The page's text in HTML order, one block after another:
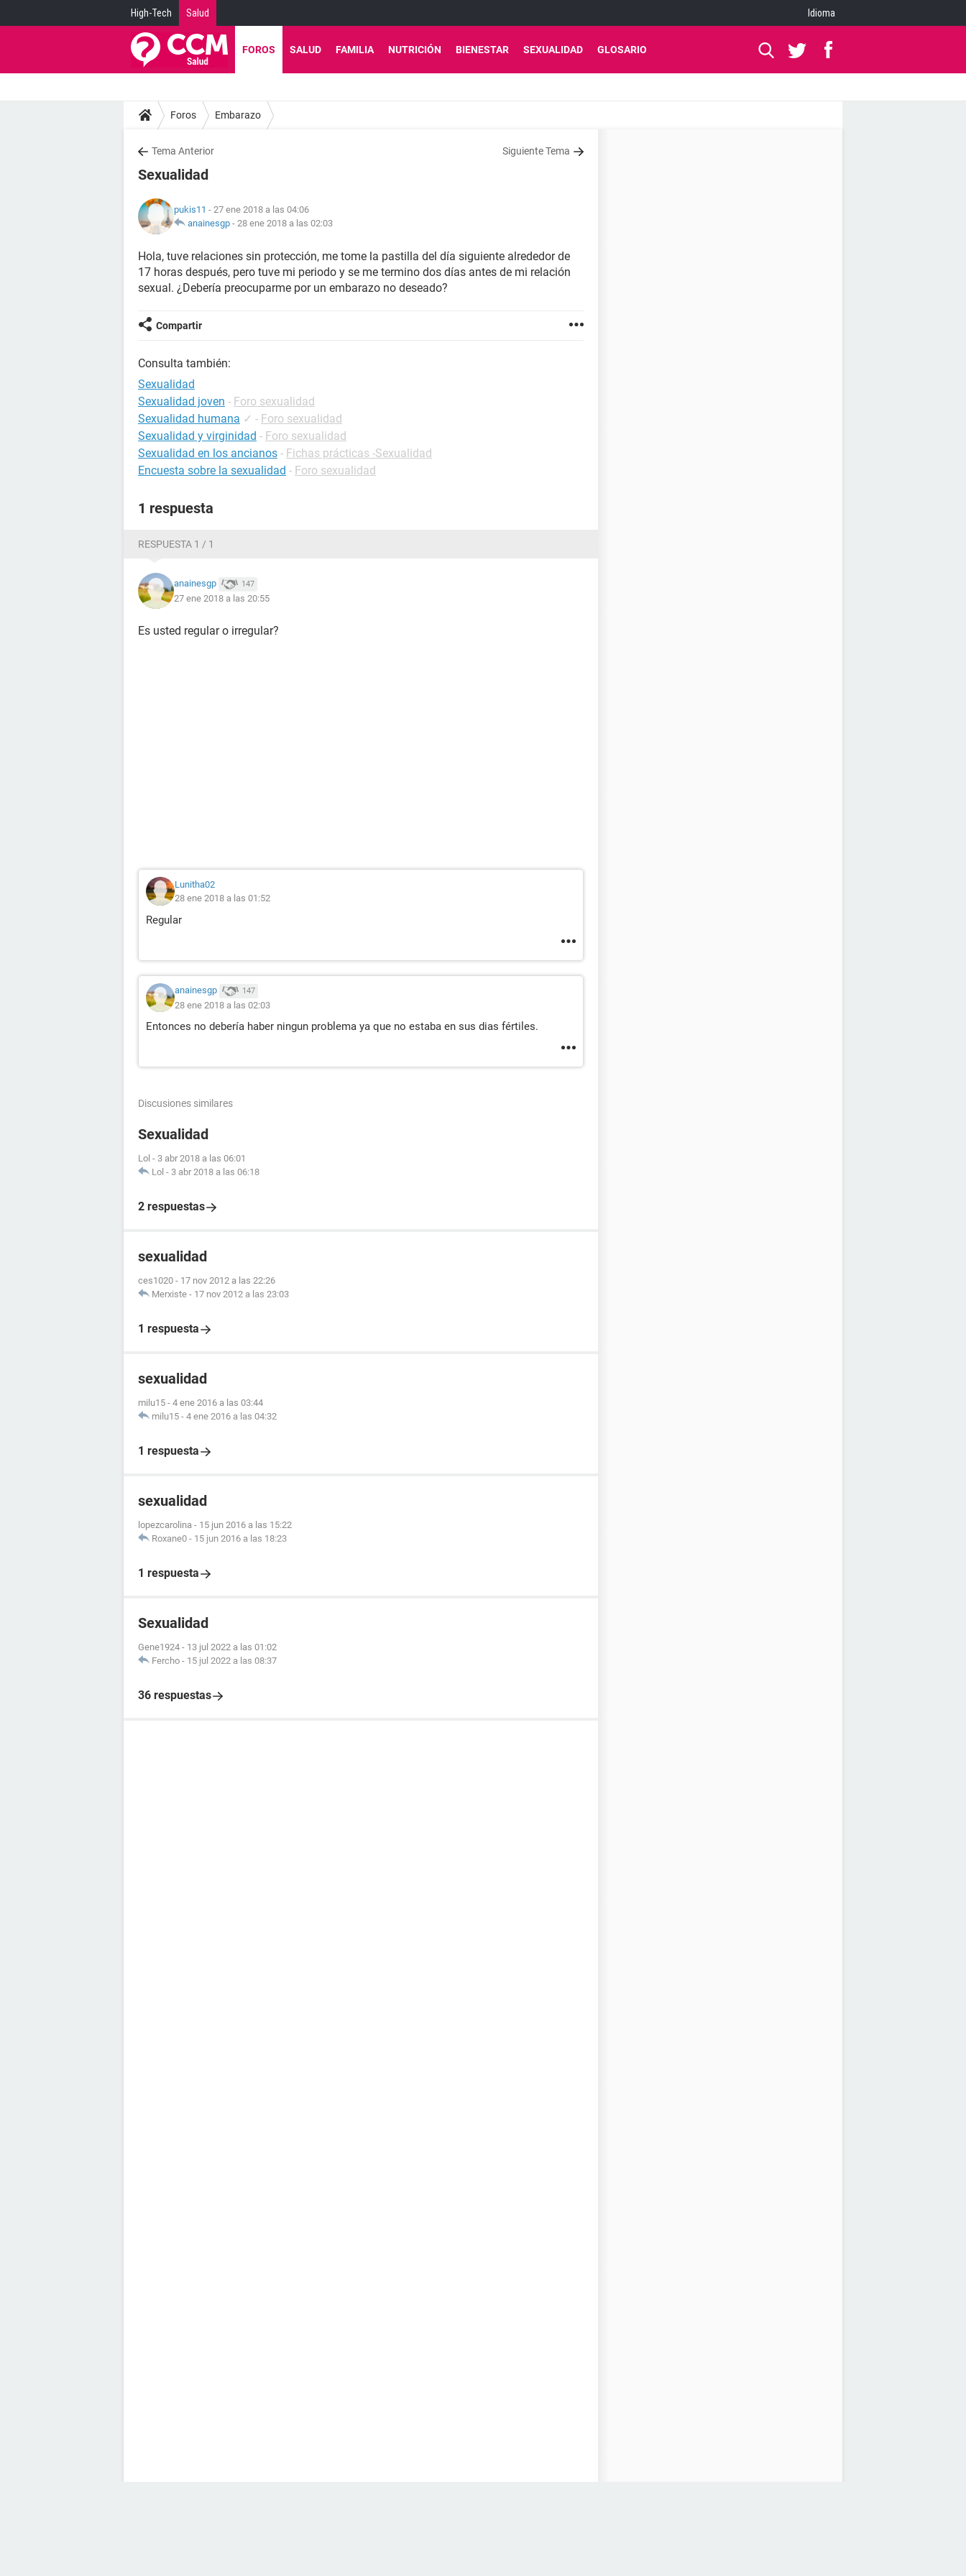
High-Tech Salud Idioma
FOROS SALUD FAMILIA NUTRICIÓN BIENESTAR SEXUALIDAD GLOSARIO
Foros Embarazo
Tema Anterior Siguiente Tema
Sexualidad
pukis11 - 27 ene 2018 a las 04:06
anainesgp - 28 ene 2018 a las 02:03
Hola, tuve relaciones sin protección, me tome la pastilla del día siguiente alrededor de
17 horas después, pero tuve mi periodo y se me termino dos días antes de mi relación
sexual. ¿Debería preocuparme por un embarazo no deseado?
Compartir
Consulta también:
Sexualidad
Sexualidad joven - Foro sexualidad
Sexualidad humana ✓ - Foro sexualidad
Sexualidad y virginidad - Foro sexualidad
Sexualidad en los ancianos - Fichas prácticas -Sexualidad
Encuesta sobre la sexualidad - Foro sexualidad
1 respuesta
RESPUESTA 1 / 1
anainesgp 147
27 ene 2018 a las 20:55
Es usted regular o irregular?
Lunitha02
28 ene 2018 a las 01:52
Regular
anainesgp 147
28 ene 2018 a las 02:03
Entonces no debería haber ningun problema ya que no estaba en sus dias fértiles.
Discusiones similares
Sexualidad
Lol - 3 abr 2018 a las 06:01
Lol - 3 abr 2018 a las 06:18
2 respuestas
sexualidad
ces1020 - 17 nov 2012 a las 22:26
Merxiste - 17 nov 2012 a las 23:03
1 respuesta
sexualidad
milu15 - 4 ene 2016 a las 03:44
milu15 - 4 ene 2016 a las 04:32
1 respuesta
sexualidad
lopezcarolina - 15 jun 2016 a las 15:22
Roxane0 - 15 jun 2016 a las 18:23
1 respuesta
Sexualidad
Gene1924 - 13 jul 2022 a las 01:02
Fercho - 15 jul 2022 a las 08:37
36 respuestas